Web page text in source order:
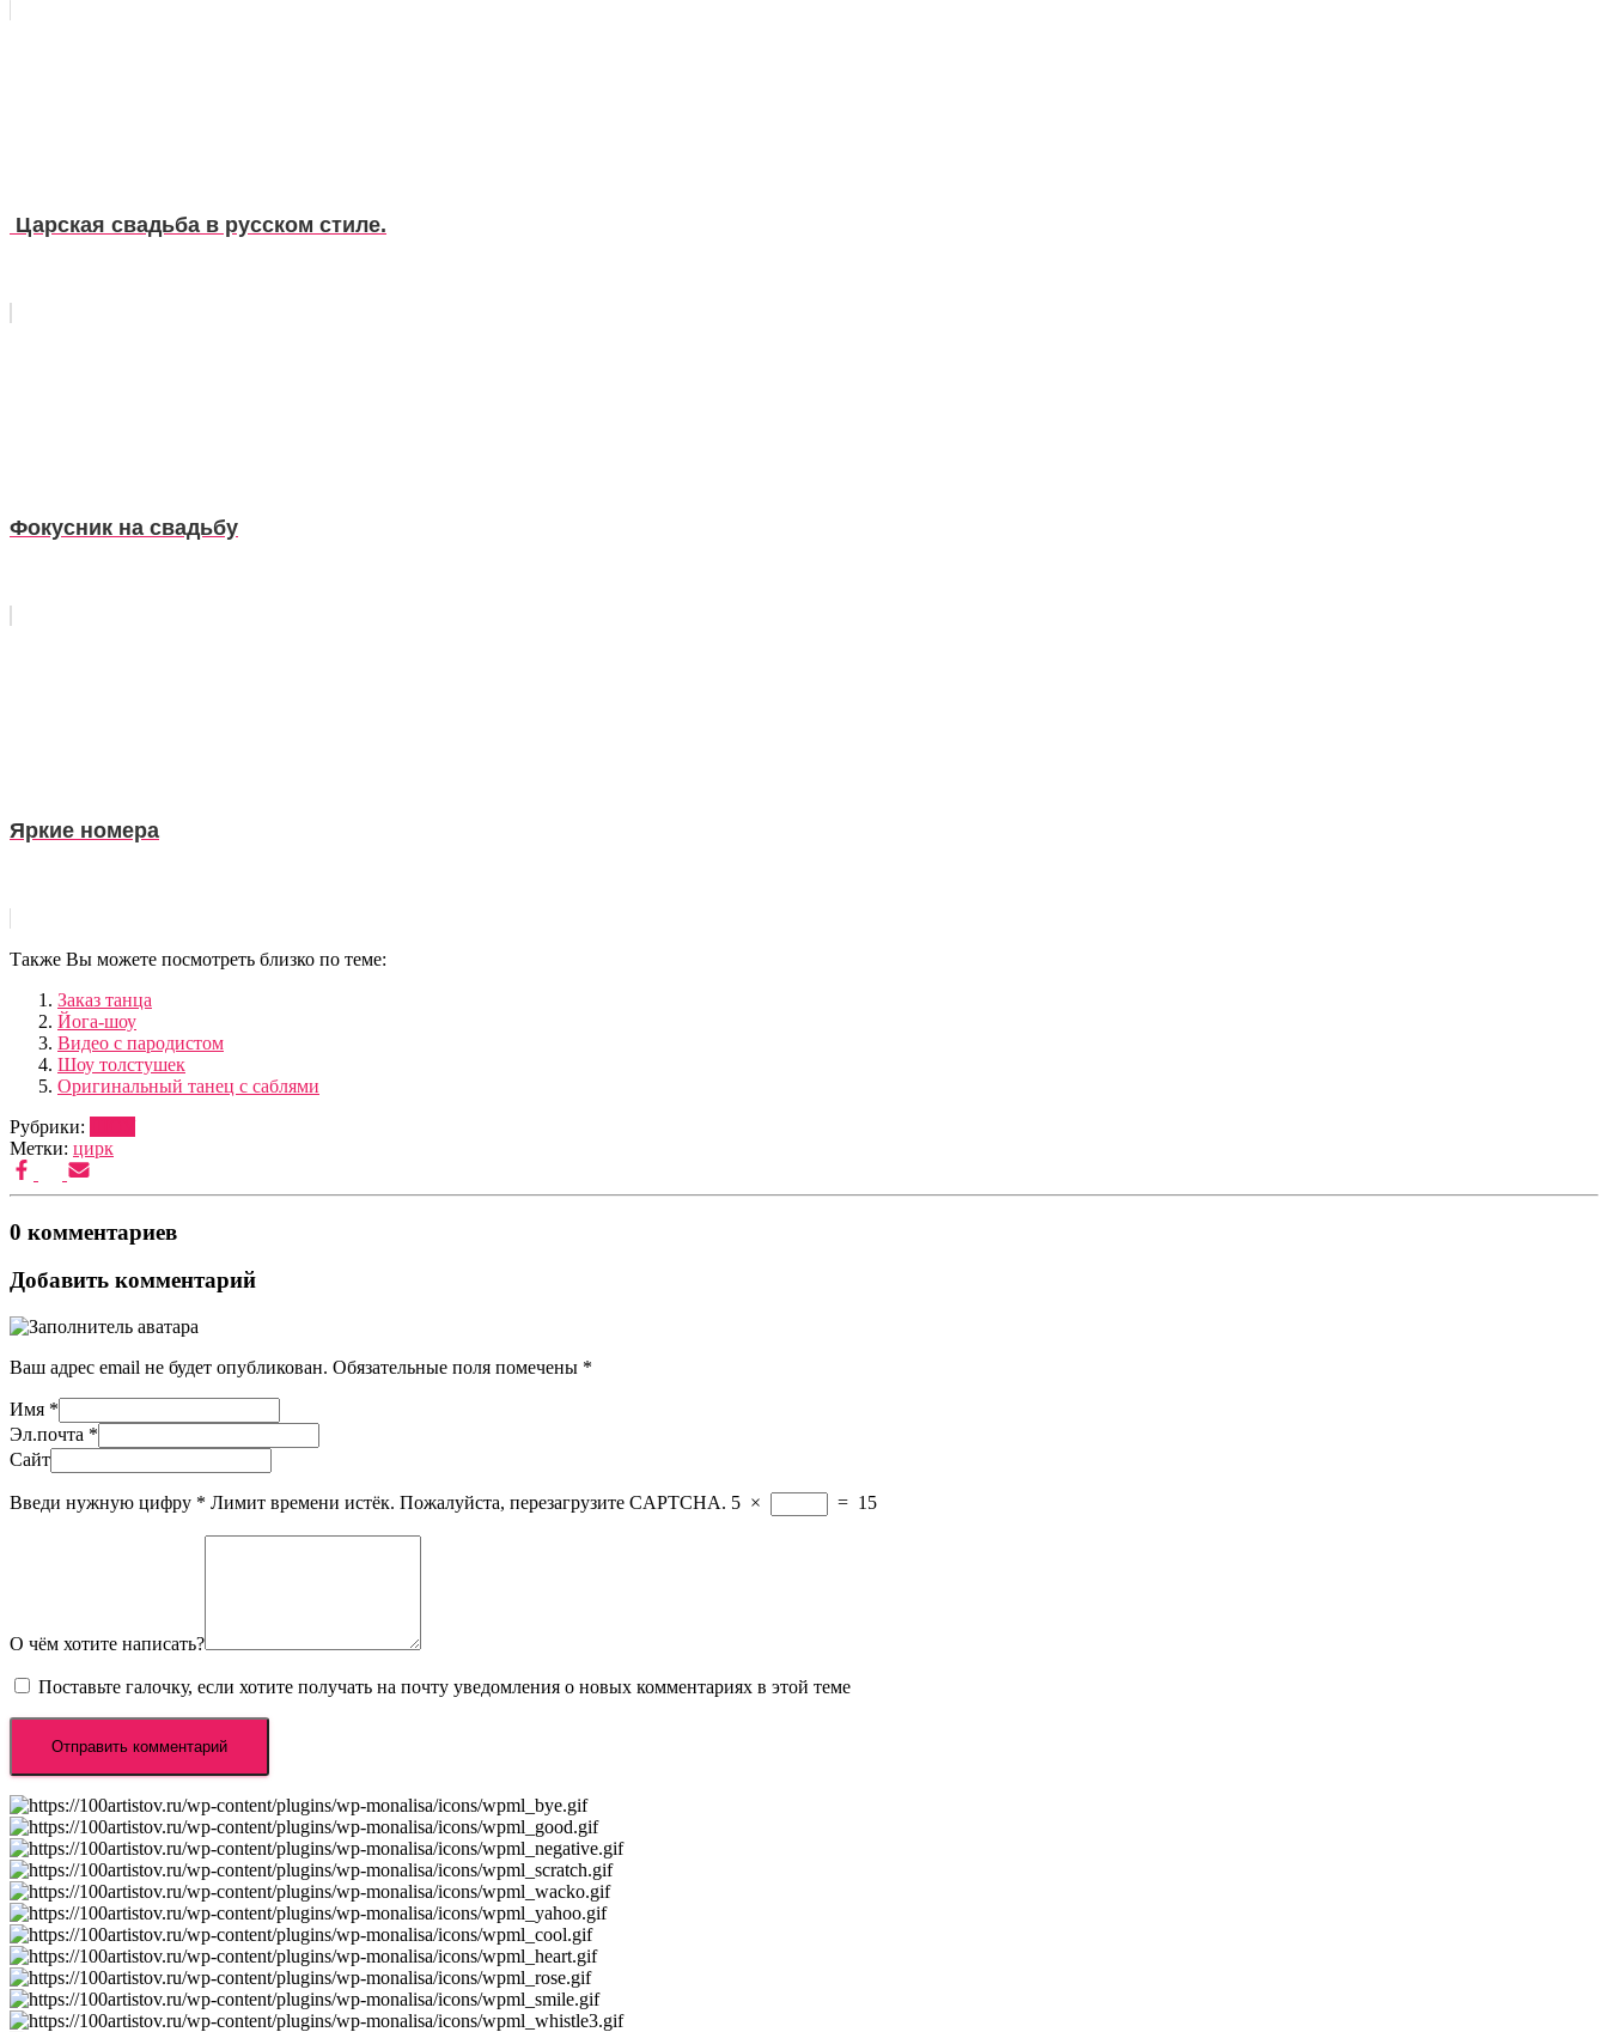
Царская свадьба в русском стиле.
Фокусник на свадьбу
Яркие номера
Также Вы можете посмотреть близко по теме:
Заказ танца
Йога-шоу
Видео с пародистом
Шоу толстушек
Оригинальный танец с саблями
Рубрики:
Метки: цирк
0 комментариев
Добавить комментарий
Ваш адрес email не будет опубликован. Обязательные поля помечены *
Имя *
Эл.почта *
Сайт
Введи нужную цифру * Лимит времени истёк. Пожалуйста, перезагрузите CAPTCHA. 5 × = 15
О чём хотите написать?
Поставьте галочку, если хотите получать на почту уведомления о новых комментариях в этой теме